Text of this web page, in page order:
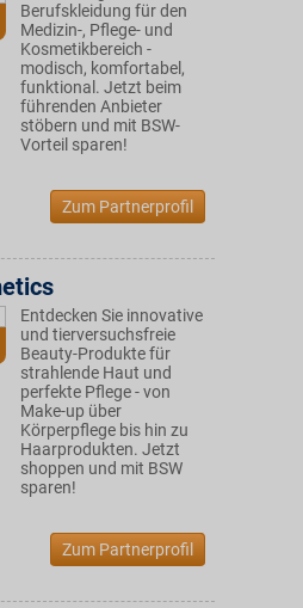
Berufskleidung für den
Medizin-, Pflege- und
Kosmetikbereich -
modisch, komfortabel,
funktional. Jetzt beim
führenden Anbieter
stöbern und mit BSW-
Vorteil sparen!
Zum Partnerprofil
Entdecken Sie innovative
und tierversuchsfreie
Beauty-Produkte für
strahlende Haut und
perfekte Pflege - von
Make-up über
Körperpflege bis hin zu
Haarprodukten. Jetzt
shoppen und mit BSW
sparen!
Zum Partnerprofil